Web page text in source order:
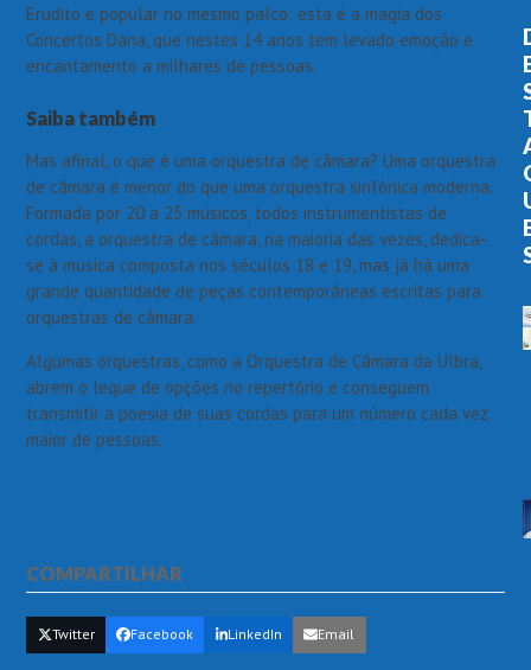
Erudito e popular no mesmo palco: esta é a magia dos
Concertos Dana, que nestes 14 anos tem levado emoção e
encantamento a milhares de pessoas.
Saiba também
Mas afinal, o que é uma orquestra de câmara? Uma orquestra
de câmara é menor do que uma orquestra sinfônica moderna.
Formada por 20 a 25 músicos, todos instrumentistas de
cordas, a orquestra de câmara, na maioria das vezes, dedica-
se à musica composta nos séculos 18 e 19, mas já há uma
grande quantidade de peças contemporâneas escritas para
orquestras de câmara.
Algumas orquestras, como a Orquestra de Câmara da Ulbra,
abrem o leque de opções no repertório e conseguem
transmitir a poesia de suas cordas para um número cada vez
maior de pessoas.
COMPARTILHAR
Twitter Facebook LinkedIn Email